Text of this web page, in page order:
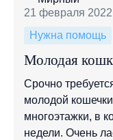
21 февраля 2022
Нужна помощь
Молодая
Срочно
молодой
многоэтажки, в
недели. Очень